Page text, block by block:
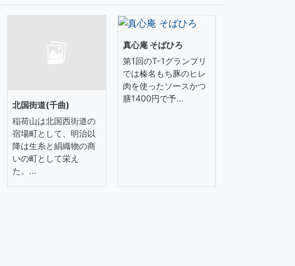
北国街道(千曲)
稲荷山は北国西街道の
宿場町として、明治以
降は生糸と絹織物の商
いの町として栄え
た。...
真心庵 そばひろ
第1回のT-1グランプリ
では榛名もち豚のヒレ
肉を使ったソースかつ
膳1400円で予...